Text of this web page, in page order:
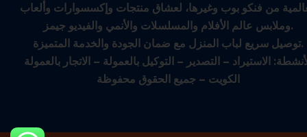
من فنكو بوب وغيرها، لعشاق منتجات وإكسسوارات وألعاب
وملابس عالم الأفلام والمسلسلات والأنمي والفيديو جيمز.
توصيل سريع لباب المنزل مع ضمان الجودة والخدمة المتميزة.
الاستيراد – التصدير – التوكيل بالعمولة – الاتجار بالعمولة
الكويت – جميع الحقوق محفوظة